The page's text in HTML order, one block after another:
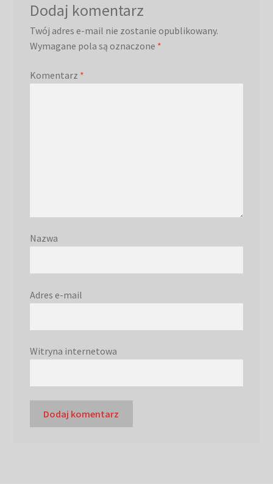
Dodaj komentarz
Twój adres e-mail nie zostanie opublikowany.
Wymagane pola są oznaczone *
Komentarz *
Nazwa
Adres e-mail
Witryna internetowa